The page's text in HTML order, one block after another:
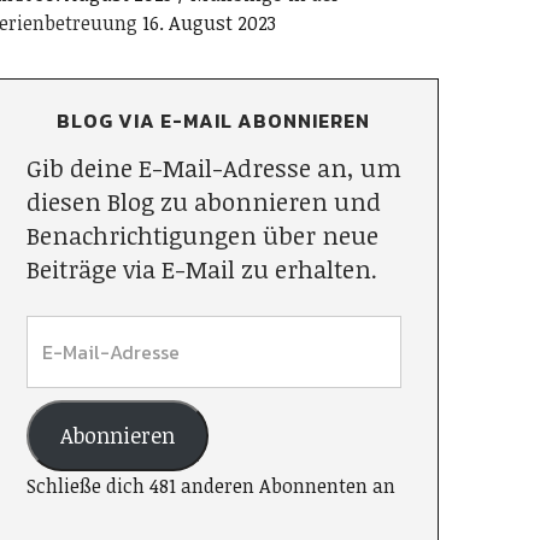
16. August 2023
BLOG VIA E-MAIL ABONNIEREN
Gib deine E-Mail-Adresse an, um
diesen Blog zu abonnieren und
Benachrichtigungen über neue
Beiträge via E-Mail zu erhalten.
Abonnieren
Schließe dich 481 anderen Abonnenten an